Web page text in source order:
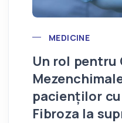
POST CATEGORY
MEDICINE
Un rol pentru
pacienților
Fibroza la